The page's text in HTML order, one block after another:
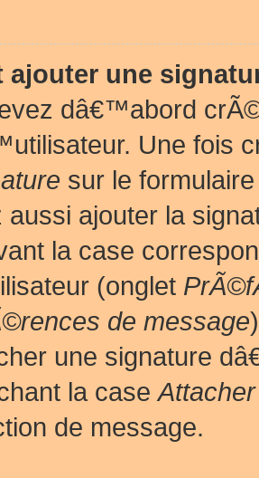
ajouter une
dâ€™abord
Une fois
sur le
aussi ajouter la
la case
(onglet
de message
une signature
la case
de message.